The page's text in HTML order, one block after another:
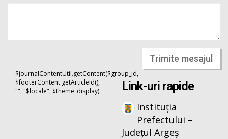
Trimite mesajul
$journalContentUtil.getContent($group_id,
$footerContent.getArticleId(),
"", "$locale", $theme_display)
Link-uri rapide
Instituția
Prefectului –
Județul Argeș